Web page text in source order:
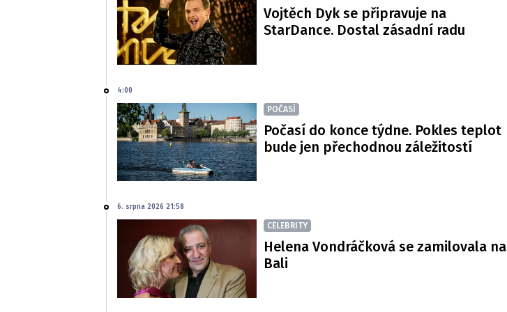
Vojtěch Dyk se připravuje na
StarDance. Dostal zásadní radu
4:00
POČASÍ
Počasí do konce týdne. Pokles teplot
bude jen přechodnou záležitostí
6. srpna 2026 21:58
CELEBRITY
Helena Vondráčková se zamilovala na
Bali